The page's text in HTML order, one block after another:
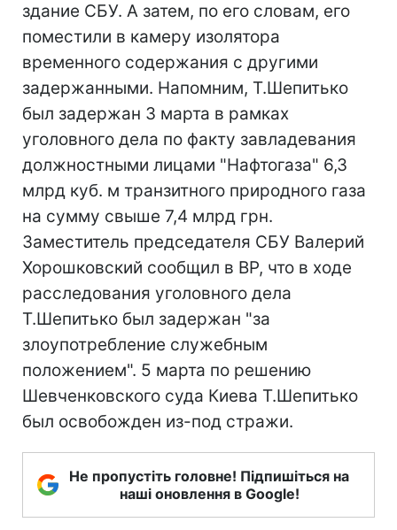
здание СБУ. А затем, по его словам, его
поместили в камеру изолятора
временного содержания с другими
задержанными. Напомним, Т.Шепитько
был задержан 3 марта в рамках
уголовного дела по факту завладевания
должностными лицами "Нафтогаза" 6,3
млрд куб. м транзитного природного газа
на сумму свыше 7,4 млрд грн.
Заместитель председателя СБУ Валерий
Хорошковский сообщил в ВР, что в ходе
расследования уголовного дела
Т.Шепитько был задержан "за
злоупотребление служебным
положением". 5 марта по решению
Шевченковского суда Киева Т.Шепитько
был освобожден из-под стражи.
Не пропустіть головне! Підпишіться на
наші оновлення в Google!